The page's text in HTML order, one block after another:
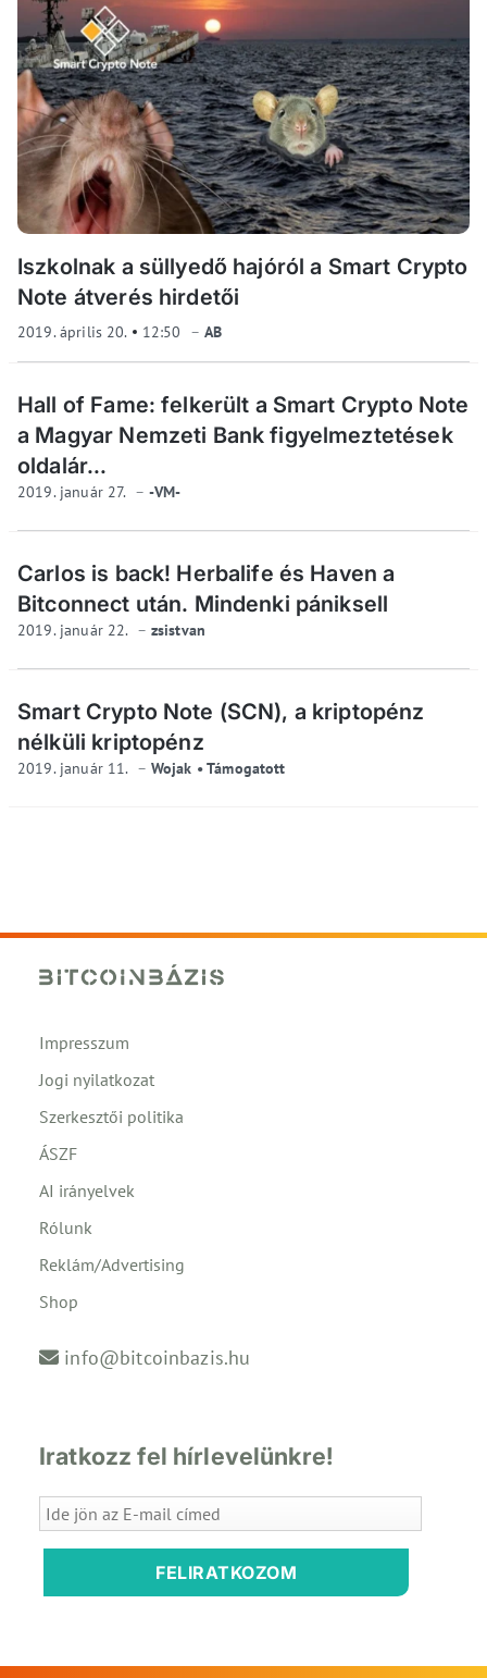
Iszkolnak a süllyedő hajóról a Smart Crypto
Note átverés hirdetői
2019. április 20. 12:50 AB
Hall of Fame: felkerült a Smart Crypto Note
a Magyar Nemzeti Bank figyelmeztetések
oldalár...
2019. január 27. -VM-
Carlos is back! Herbalife és Haven a
Bitconnect után. Mindenki pániksell
2019. január 22. zsistvan
Smart Crypto Note (SCN), a kriptopénz
nélküli kriptopénz
2019. január 11. Wojak • Támogatott
Impresszum
Jogi nyilatkozat
Szerkesztői politika
ÁSZF
AI irányelvek
Rólunk
Reklám/Advertising
Shop
info@bitcoinbazis.hu
Iratkozz fel hírlevelünkre!
FELIRATKOZOM